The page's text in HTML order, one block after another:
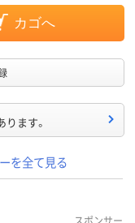
カゴへ
ります。
を全て見る
スポンサー